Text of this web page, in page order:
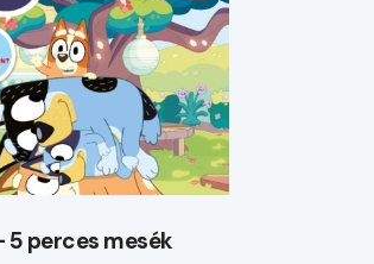
5 perces mesék